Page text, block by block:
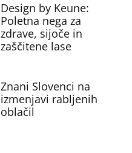
Design by Keune:
Poletna nega za
zdrave, sijoče in
zaščitene lase
Znani Slovenci na
izmenjavi rabljenih
oblačil